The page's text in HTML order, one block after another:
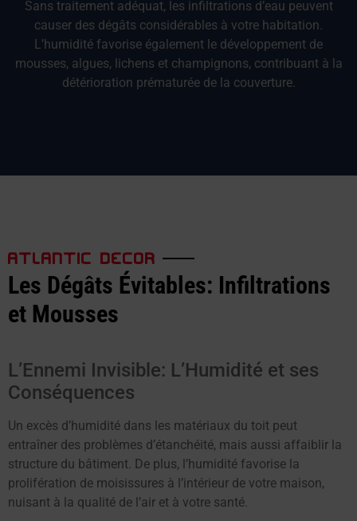
Sans traitement adéquat, les infiltrations d’eau peuvent
causer des dégâts considérables à votre habitation.
L’humidité favorise également le développement de
mousses, algues, lichens et champignons, contribuant à la
détérioration prématurée de la couverture.
ATLANTIC DECOR
Les Dégâts Évitables: Infiltrations
et Mousses
L’Ennemi Invisible: L’Humidité et ses
Conséquences
Un excès d’humidité dans les matériaux du toit peut
entraîner des problèmes d’étanchéité, mais aussi affaiblir la
structure du bâtiment. De plus, l’humidité favorise la
prolifération de moisissures à l’intérieur de votre maison,
nuisant à la qualité de l’air et à votre santé.